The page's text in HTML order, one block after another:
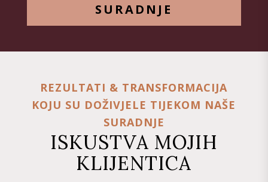
SURADNJE
REZULTATI & TRANSFORMACIJA
KOJU SU DOŽIVJELE TIJEKOM NAŠE
SURADNJE
ISKUSTVA MOJIH
KLIJENTICA